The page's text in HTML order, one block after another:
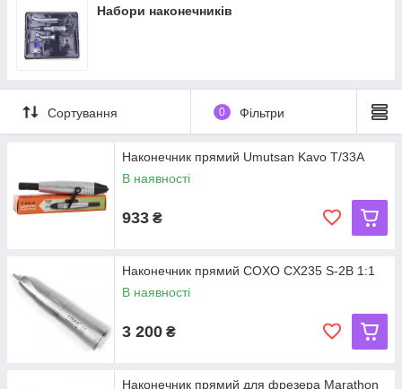
Набори наконечників
Сортування 0 Фільтри
Наконечник прямий Umutsan Kavo Т/33А
В наявності
933 ₴
Наконечник прямий COXO CX235 S-2B 1:1
В наявності
3 200 ₴
Наконечник прямий для фрезера Marathon